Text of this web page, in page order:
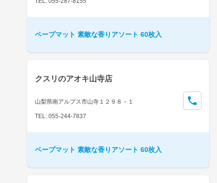
ベープマット 素敵な香りアソート 60枚入
クスリのアオキ山寺店
山梨県南アルプス市山寺１２９８－１
TEL: 055-244-7837
ベープマット 素敵な香りアソート 60枚入